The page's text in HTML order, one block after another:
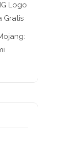
Logo
Gratis